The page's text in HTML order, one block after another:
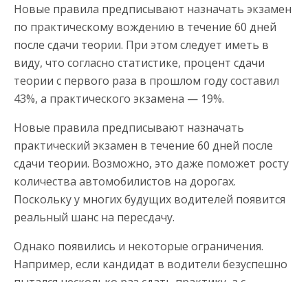
Новые правила предписывают назначать экзамен
по практическому вождению в течение 60 дней
после сдачи теории. При этом следует иметь в
виду, что согласно статистике, процент сдачи
теории с первого раза в прошлом году составил
43%, а практического экзамена — 19%.
Новые правила предписывают назначать
практический экзамен в течение 60 дней после
сдачи теории. Возможно, это даже поможет росту
количества автомобилистов на дорогах.
Поскольку у многих будущих водителей появится
реальный шанс на пересдачу.
Однако появились и некоторые ограничения.
Например, если кандидат в водители безуспешно